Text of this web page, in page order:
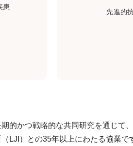
患
先進的
的かつ戦略的な共同研究を通じて
LJI）との35年以上にわたる協業